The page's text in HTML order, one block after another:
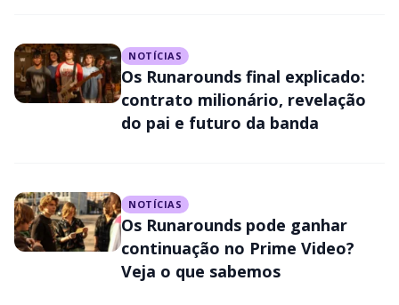
NOTÍCIAS
Os Runarounds final explicado:
contrato milionário, revelação
do pai e futuro da banda
NOTÍCIAS
Os Runarounds pode ganhar
continuação no Prime Video?
Veja o que sabemos